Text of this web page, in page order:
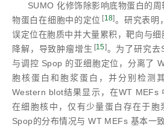
SUMO 化修饰除影响底物蛋白的
物蛋白在细胞中的定位 [18]。研究表明
误定位在胞质中并大量累积，靶向与
降解，导致肿瘤增生 [15]。为了研究去
与调控 Spop 的亚细胞定位，分离了
胞核蛋白和胞浆蛋白，并分别检测
Western blot结果显示，在WT MEFs
在细胞核中，仅有少量蛋白存在于胞
Spop的分布情况与 WT MEFs 基本一